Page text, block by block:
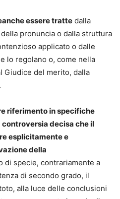
essere tratte dalla
pronuncia o dalla struttura
applicato o dalle
lo regolano o, come nella
Giudice del merito, dalla
riferimento in specifiche
decisa che il
esplicitamente e
della
di specie, contrariamente a
di secondo grado, il
alla luce delle conclusioni